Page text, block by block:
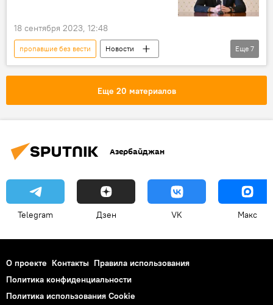
18 сентября 2023, 12:48
пропавшие без вести
Новости
Азербайджан
Ильхам Алиев
Армения
Военные преступления
Еще 7
Еще 20 материалов
Азербайджан
Telegram Дзен VK Макс
О проекте Контакты Правила использования
Политика конфиденциальности
Политика использования Cookie